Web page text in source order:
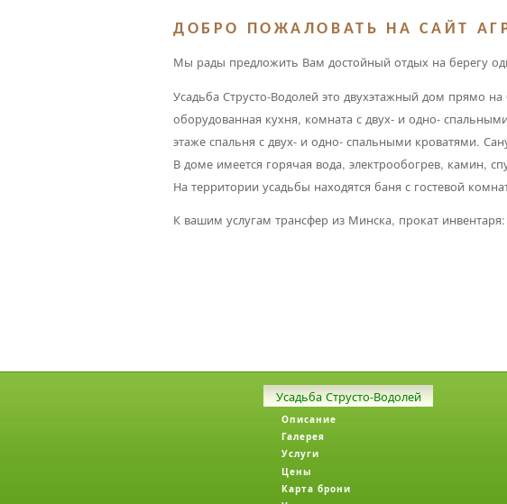
ДОБРО ПОЖАЛОВАТЬ НА САЙТ
Мы рады предложить Вам достойный отдых на берегу
Усадьба Струсто-Водолей это двухэтажный дом прямо
оборудованная кухня, комната с двух- и одно-
этаже спальня с двух- и одно- спальными кроватями.
В доме имеется горячая вода, электрообогрев, камин,
На территории усадьбы находятся баня с гостевой
К вашим услугам трансфер из Минска, прокат
Усадьба Струсто-Водолей
Описание
Галерея
Услуги
Цены
Карта брони